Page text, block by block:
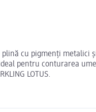
cu pigmenți metalici
pentru conturarea
LOTUS.